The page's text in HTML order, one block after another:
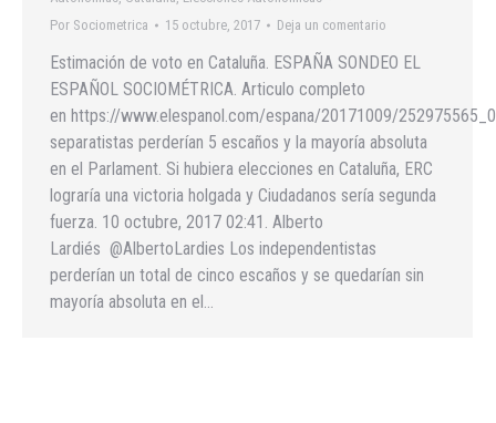
Por Sociometrica 15 octubre, 2017 Deja un comentario
Estimación de voto en Cataluña. ESPAÑA SONDEO EL
ESPAÑOL SOCIOMÉTRICA. Articulo completo
en https://www.elespanol.com/espana/20171009/
separatistas perderían 5 escaños y la mayoría absoluta
en el Parlament. Si hubiera elecciones en Cataluña, ERC
lograría una victoria holgada y Ciudadanos sería segunda
fuerza. 10 octubre, 2017 02:41. Alberto
Lardiés @AlbertoLardies Los independentistas
perderían un total de cinco escaños y se quedarían sin
mayoría absoluta en el…